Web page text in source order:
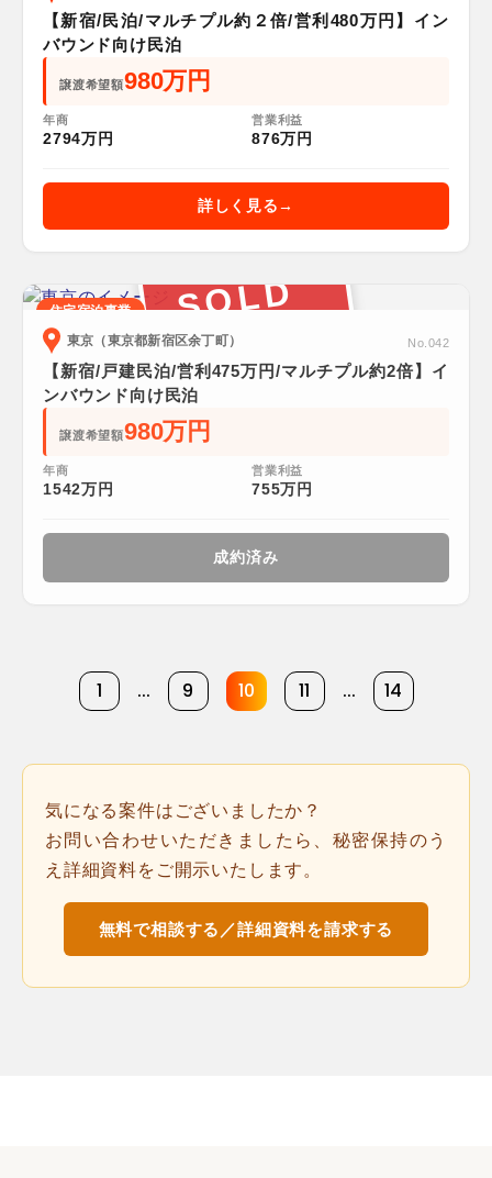
【新宿/民泊/マルチプル約２倍/営利480万円】イン
バウンド向け民泊
譲渡希望額980万円
年商
2794万円
営業利益
876万円
詳しく見る
SOLD
住宅宿泊事業
東京（東京都新宿区余丁町）
No.042
【新宿/戸建民泊/営利475万円/マルチプル約2倍】イ
ンバウンド向け民泊
譲渡希望額980万円
年商
1542万円
営業利益
755万円
成約済み
1 ... 9 10 11 ... 14
気になる案件はございましたか？
お問い合わせいただきましたら、秘密保持のう
え詳細資料をご開示いたします。
無料で相談する／詳細資料を請求する